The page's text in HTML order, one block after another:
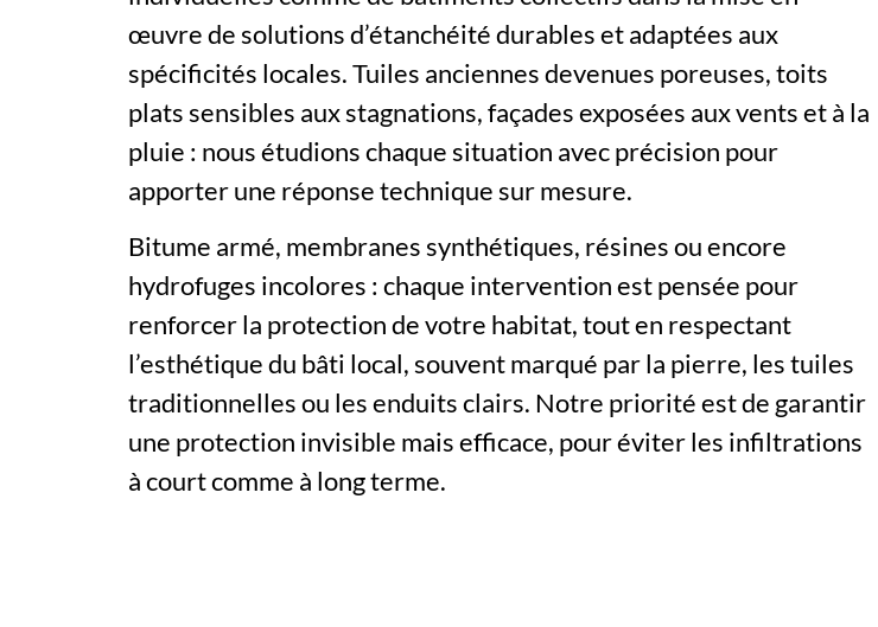
œuvre de solutions d’étanchéité durables et adaptées aux
spécificités locales. Tuiles anciennes devenues poreuses, toits
plats sensibles aux stagnations, façades exposées aux vents et à la
pluie : nous étudions chaque situation avec précision pour
apporter une réponse technique sur mesure.
Bitume armé, membranes synthétiques, résines ou encore
hydrofuges incolores : chaque intervention est pensée pour
renforcer la protection de votre habitat, tout en respectant
l’esthétique du bâti local, souvent marqué par la pierre, les tuiles
traditionnelles ou les enduits clairs. Notre priorité est de garantir
une protection invisible mais efficace, pour éviter les infiltrations
à court comme à long terme.